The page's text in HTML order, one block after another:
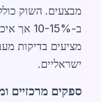
מבצעים. השוק
ב-10-
מציעים בדיקות
ישראליים.
ספקים מרכזיים